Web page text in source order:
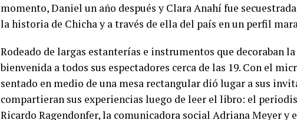
momento, Daniel un año después y Clara Anahí fue
la historia de Chicha y a través de ella del país en un perfil
Rodeado de largas estanterías e instrumentos que decoraban
bienvenida a todos sus espectadores cerca de las 19. Con el
sentado en medio de una mesa rectangular dió lugar a sus
compartieran sus experiencias luego de leer el libro: el
Ricardo Ragendonfer, la comunicadora social Adriana Meyer y